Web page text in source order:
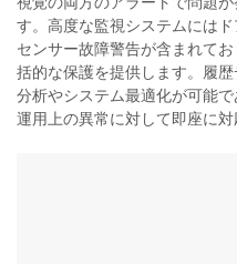
す。高度な監視システムには
センサー故障警告が含まれて
括的な保護を提供します。履
分析やシステム最適化が可能
運用上の異常に対して即座に対